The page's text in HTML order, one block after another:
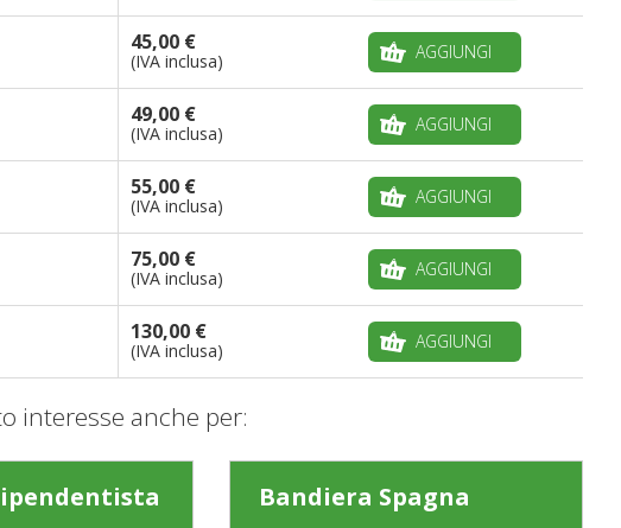
45,00 €
(IVA inclusa) AGGIUNGI
49,00 €
(IVA inclusa) AGGIUNGI
55,00 €
(IVA inclusa) AGGIUNGI
75,00 €
(IVA inclusa) AGGIUNGI
130,00 €
(IVA inclusa) AGGIUNGI
interesse anche per:
Bandiera Spagna